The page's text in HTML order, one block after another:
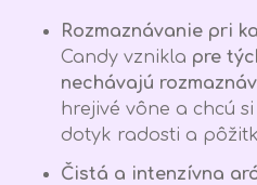
Rozmaznávanie pri
Candy vznikla pre
nechávajú
hrejivé vône a chcú
dotyk radosti a
Čistá a intenzívna